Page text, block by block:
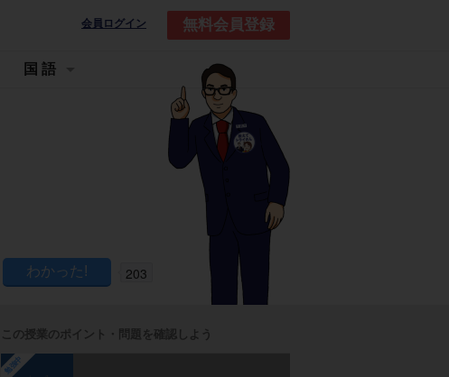
会員ログイン 無料会員登録
国語
203
この授業のポイント・問題を確認しよう
勉強中